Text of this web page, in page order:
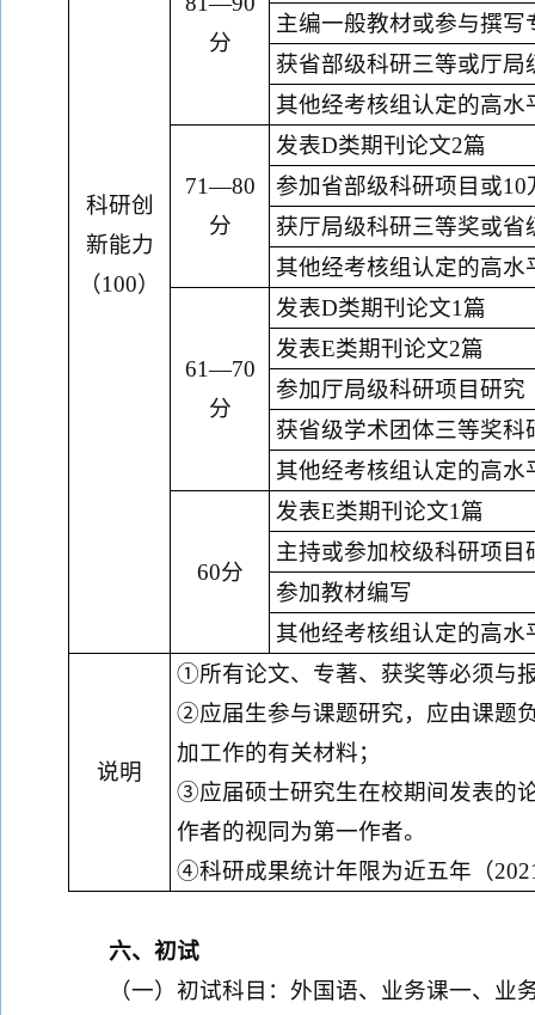
科研创
新能力
（100）
分
主编一般教材或参与撰写
获省部级科研三等或厅局
其他经考核组认定的高水
71—80
分
发表D类期刊论文2篇
参加省部级科研项目或10
获厅局级科研三等奖或省
其他经考核组认定的高水
61—70
分
发表D类期刊论文1篇
发表E类期刊论文2篇
参加厅局级科研项目研究
获省级学术团体三等奖科
其他经考核组认定的高水
60分
发表E类期刊论文1篇
主持或参加校级科研项目
参加教材编写
其他经考核组认定的高水
说明
①所有论文、专著、获奖等必须与
②应届生参与课题研究，应由课题
加工作的有关材料；
③应届硕士研究生在校期间发表的
作者的视同为第一作者。
④科研成果统计年限为近五年（20
六、初试
（一）初试科目：外国语、业务课一、业